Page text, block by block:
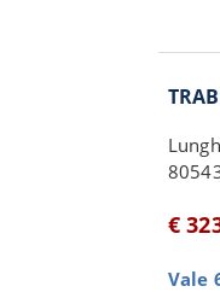
€
Vale